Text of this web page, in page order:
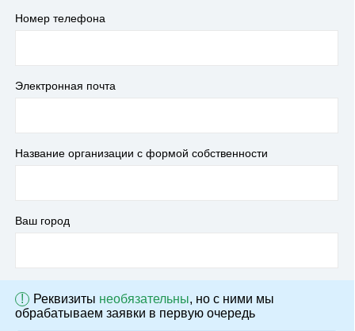
Номер телефона
Электронная почта
Название организации с формой собственности
Ваш город
! Реквизиты необязательны, но с ними мы
обрабатываем заявки в первую очередь